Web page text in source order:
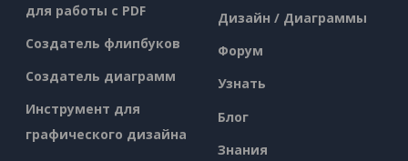
для работы с PDF
Создатель флипбуков
Создатель диаграмм
Инструмент для
графического дизайна
Дизайн / Диаграммы
Форум
Узнать
Блог
Знания